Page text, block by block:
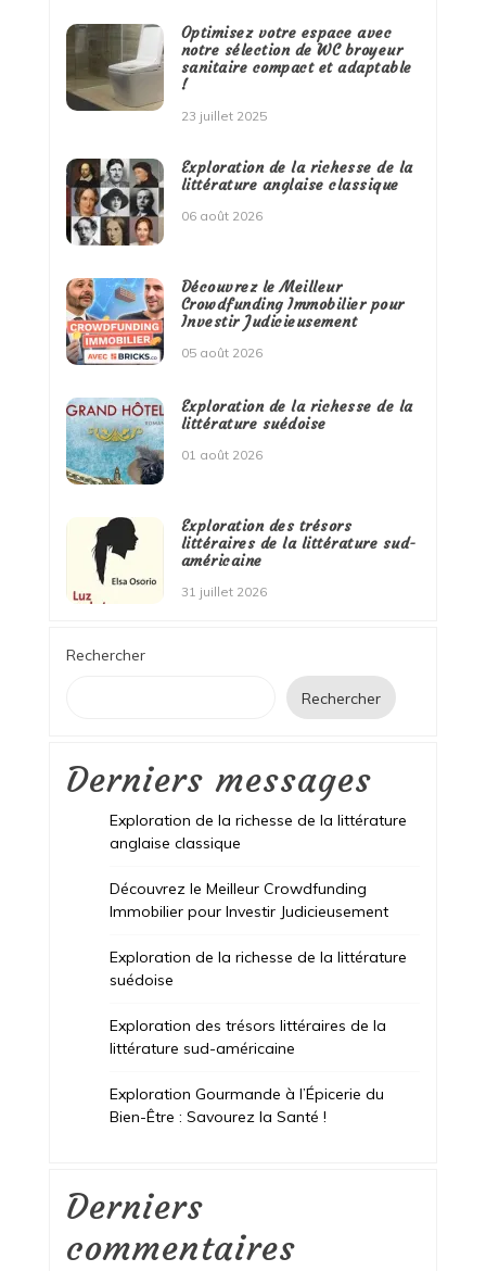
Optimisez votre espace avec
notre sélection de WC broyeur
sanitaire compact et adaptable
!
23 juillet 2025
Exploration de la richesse de la
littérature anglaise classique
06 août 2026
Découvrez le Meilleur
Crowdfunding Immobilier pour
Investir Judicieusement
05 août 2026
Exploration de la richesse de la
littérature suédoise
01 août 2026
Exploration des trésors
littéraires de la littérature sud-
américaine
31 juillet 2026
Rechercher
Rechercher
Derniers messages
Exploration de la richesse de la littérature
anglaise classique
Découvrez le Meilleur Crowdfunding
Immobilier pour Investir Judicieusement
Exploration de la richesse de la littérature
suédoise
Exploration des trésors littéraires de la
littérature sud-américaine
Exploration Gourmande à l’Épicerie du
Bien-Être : Savourez la Santé !
Derniers
commentaires